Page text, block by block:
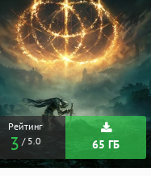
Рейтинг
3 / 5.0 65 ГБ